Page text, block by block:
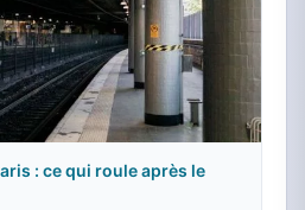
: ce qui roule après le